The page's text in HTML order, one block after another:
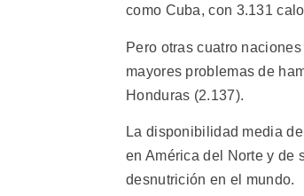
como Cuba, con 3.131
Pero otras cuatro
mayores problemas de
Honduras (2.137).
La disponibilidad media
en América del Norte y de
desnutrición en el mundo.